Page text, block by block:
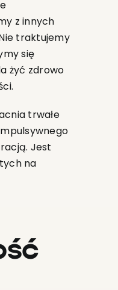
z innych
traktujemy
się
żyć zdrowo
trwałe
Jest
na